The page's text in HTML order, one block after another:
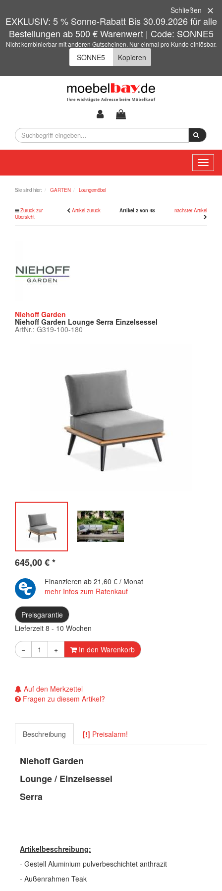
EXKLUSIV: 5 % Sonne-Rabatt Bis 30.09.2026 für alle
Bestellungen ab 500 € Warenwert | Code: SONNE5
Nicht kombinierbar mit anderen Gutscheinen. Nur einmal pro Kunde einlösbar.
Kopieren
Schließen
Sie sind hier: GARTEN Loungemöbel
Zurück zur
Übersicht
Artikel zurück Artikel 2 von 48 nächster Artikel
Niehoff Garden
Niehoff Garden Lounge Serra Einzelsessel
ArtNr.: G319-100-180
645,00€*
Finanzieren ab 21,60 € / Monat
mehr Infos zum Ratenkauf
Preisgarantie
Lieferzeit 8 - 10 Wochen
− + In den Warenkorb
Auf den Merkzettel
Fragen zu diesem Artikel?
Beschreibung [!] Preisalarm!
Niehoff Garden
Lounge / Einzelsessel
Serra
Artikelbeschreibung:
- Gestell Aluminium pulverbeschichtet anthrazit
- Außenrahmen Teak